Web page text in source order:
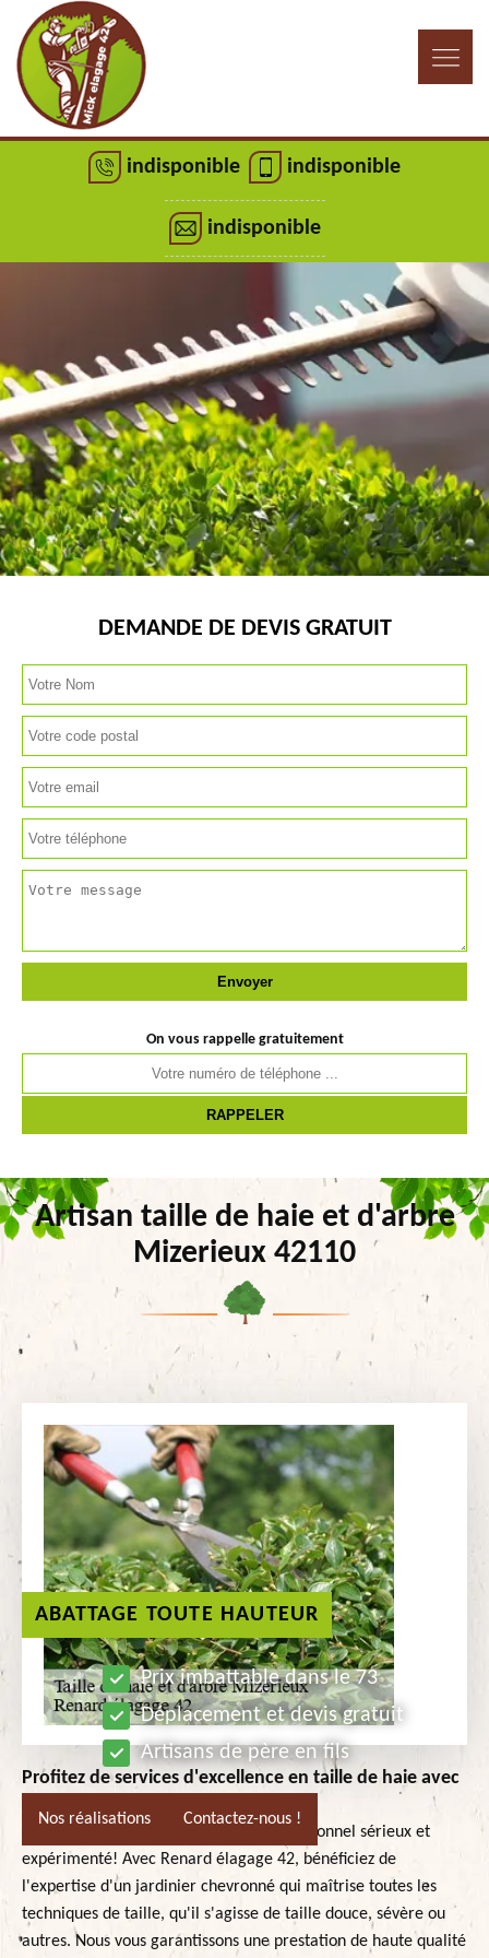
indisponible indisponible
indisponible
ABATTAGE TOUTE HAUTEUR
Prix imbattable dans le 73
Déplacement et devis gratuit
Artisans de père en fils
Nos réalisations Contactez-nous !
DEMANDE DE DEVIS GRATUIT
On vous rappelle gratuitement
Artisan taille de haie et d'arbre
Mizerieux 42110
Profitez de services d'excellence en taille de haie avec
Confiez la taille de vos haies à un professionnel sérieux et
expérimenté! Avec Renard élagage 42, bénéficiez de
l'expertise d'un jardinier chevronné qui maîtrise toutes les
techniques de taille, qu'il s'agisse de taille douce, sévère ou
autres. Nous vous garantissons une prestation de haute qualité